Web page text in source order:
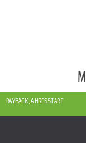
PAYBACK JAHRESSTART